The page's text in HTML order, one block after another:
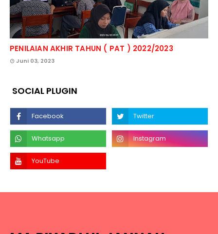
PENILAIAN AKHIR TAHUN ( PAT ) 2022/2023
Juni 03, 2023
SOCIAL PLUGIN